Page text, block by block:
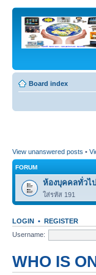
Board index
View unanswered posts •
FORUM
ห้องบุคคลทั่วไป
ใส่รหัส 191
LOGIN • REGISTER
Username:
WHO IS